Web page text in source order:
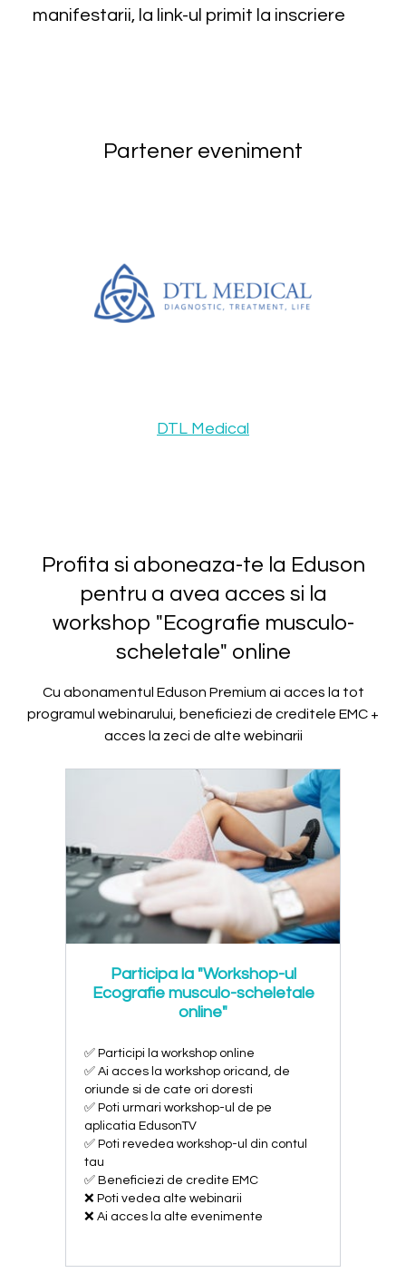
manifestarii, la link-ul primit la inscriere
Partener eveniment
DTL Medical
Profita si aboneaza-te la Eduson
pentru a avea acces si la
workshop "Ecografie musculo-
scheletale" online
Cu abonamentul Eduson Premium ai acces la tot
programul webinarului, beneficiezi de creditele EMC +
acces la zeci de alte webinarii
Participa la "Workshop-ul
Ecografie musculo-scheletale
online"
✅ Participi la workshop online
✅ Ai acces la workshop oricand, de
oriunde si de cate ori doresti
✅ Poti urmari workshop-ul de pe
aplicatia EdusonTV
✅ Poti revedea workshop-ul din contul
tau
✅ Beneficiezi de credite EMC
❌ Poti vedea alte webinarii
❌ Ai acces la alte evenimente